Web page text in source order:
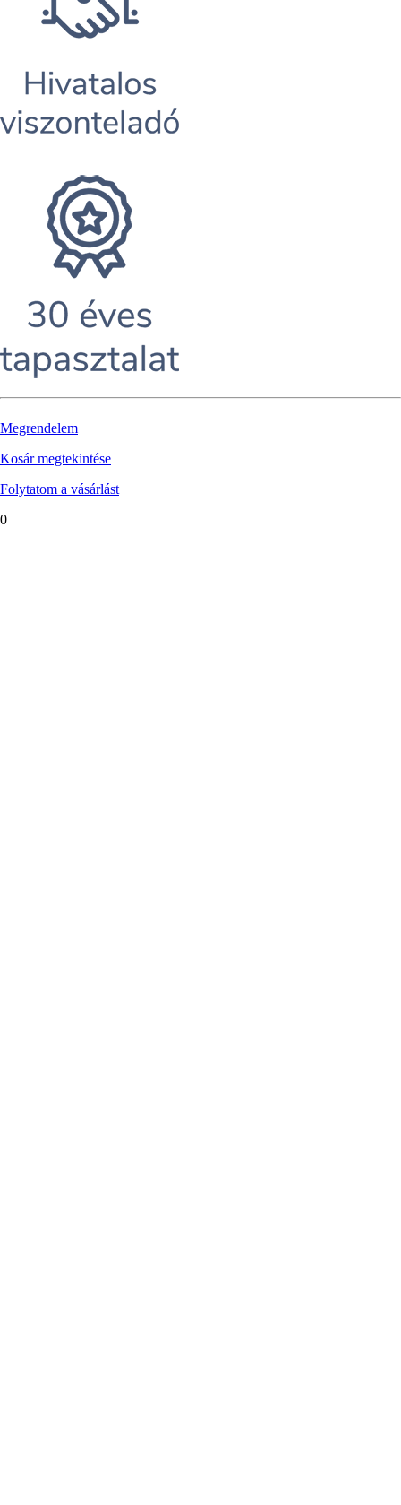
Megrendelem
Kosár megtekintése
Folytatom a vásárlást
0